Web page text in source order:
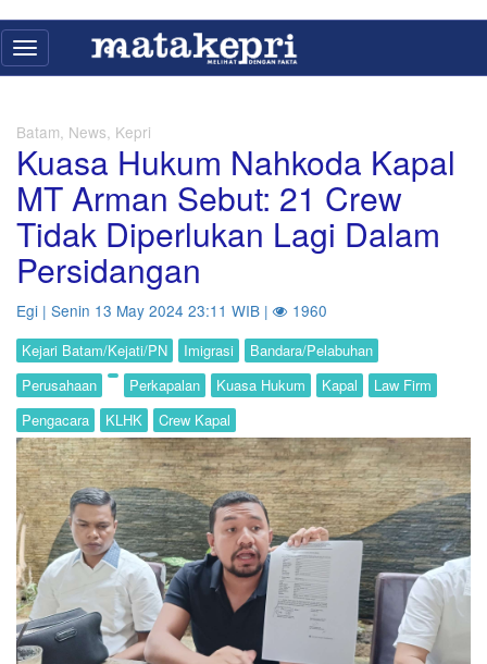
Toggle
navigation
Batam, News, Kepri
Kuasa Hukum Nahkoda Kapal
MT Arman Sebut: 21 Crew
Tidak Diperlukan Lagi Dalam
Persidangan
Egi | Senin 13 May 2024 23:11 WIB | 1960
Kejari Batam/Kejati/PN Imigrasi
Bandara/Pelabuhan
Perusahaan
Perkapalan Kuasa Hukum Kapal
Law Firm
Pengacara
KLHK Crew Kapal